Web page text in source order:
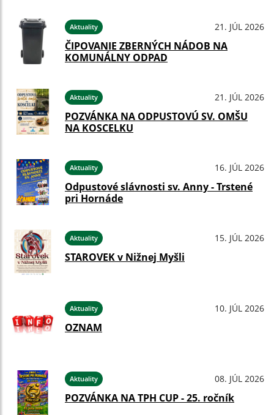
Aktuality 21. JÚL 2026
ČIPOVANIE ZBERNÝCH NÁDOB NA
KOMUNÁLNY ODPAD
Aktuality 21. JÚL 2026
POZVÁNKA NA ODPUSTOVÚ SV. OMŠU
NA KOSCELKU
Aktuality 16. JÚL 2026
Odpustové slávnosti sv. Anny - Trstené
pri Hornáde
Aktuality 15. JÚL 2026
STAROVEK v Nižnej Myšli
Aktuality 10. JÚL 2026
OZNAM
Aktuality 08. JÚL 2026
POZVÁNKA NA TPH CUP - 25. ročník